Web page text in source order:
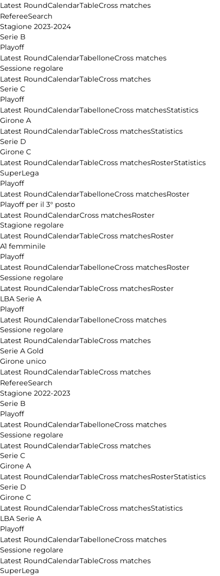
Latest RoundCalendarTableCross matches
RefereeSearch
Stagione 2023-2024
Serie B
Playoff
Latest RoundCalendarTabelloneCross matches
Sessione regolare
Latest RoundCalendarTableCross matches
Serie C
Playoff
Latest RoundCalendarTabelloneCross matchesStatistics
Girone A
Latest RoundCalendarTableCross matchesStatistics
Serie D
Girone C
Latest RoundCalendarTableCross matchesRosterStatistics
SuperLega
Playoff
Latest RoundCalendarTabelloneCross matchesRoster
Playoff per il 3° posto
Latest RoundCalendarCross matchesRoster
Stagione regolare
Latest RoundCalendarTableCross matchesRoster
A1 femminile
Playoff
Latest RoundCalendarTabelloneCross matchesRoster
Sessione regolare
Latest RoundCalendarTableCross matchesRoster
LBA Serie A
Playoff
Latest RoundCalendarTabelloneCross matches
Sessione regolare
Latest RoundCalendarTableCross matches
Serie A Gold
Girone unico
Latest RoundCalendarTableCross matches
RefereeSearch
Stagione 2022-2023
Serie B
Playoff
Latest RoundCalendarTabelloneCross matches
Sessione regolare
Latest RoundCalendarTableCross matches
Serie C
Girone A
Latest RoundCalendarTableCross matchesRosterStatistics
Serie D
Girone C
Latest RoundCalendarTableCross matchesStatistics
LBA Serie A
Playoff
Latest RoundCalendarTabelloneCross matches
Sessione regolare
Latest RoundCalendarTableCross matches
SuperLega